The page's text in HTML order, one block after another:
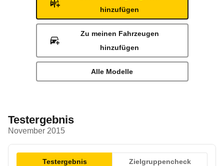
hinzufügen
Zu meinen Fahrzeugen
hinzufügen
Alle Modelle
Testergebnis
November 2015
Testergebnis Zielgruppencheck